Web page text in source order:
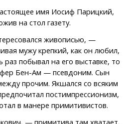
имя Иосиф Парицкий,
на стол газету.
живописью, —
мужу крепкий, как он любил,
побывал на его выставке, то
Бен-Ам — псевдоним. Сын
прочим. Якшался со всяким
постимпрессионизм,
в манере примитивистов.
— примитива там хватает.